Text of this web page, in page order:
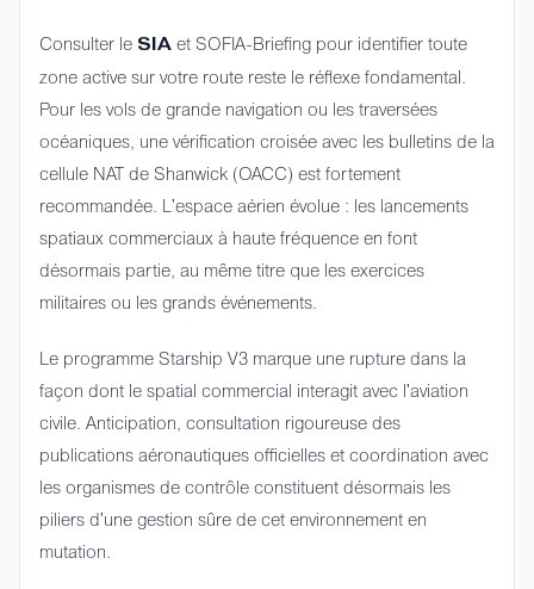
Consulter le SIA et SOFIA-Briefing pour identifier toute
zone active sur votre route reste le réflexe fondamental.
Pour les vols de grande navigation ou les traversées
océaniques, une vérification croisée avec les bulletins de la
cellule NAT de Shanwick (OACC) est fortement
recommandée. L'espace aérien évolue : les lancements
spatiaux commerciaux à haute fréquence en font
désormais partie, au même titre que les exercices
militaires ou les grands événements.
Le programme Starship V3 marque une rupture dans la
façon dont le spatial commercial interagit avec l'aviation
civile. Anticipation, consultation rigoureuse des
publications aéronautiques officielles et coordination avec
les organismes de contrôle constituent désormais les
piliers d'une gestion sûre de cet environnement en
mutation.